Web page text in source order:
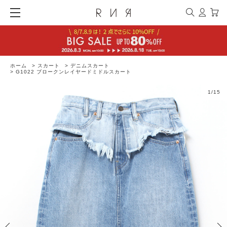
ホーム > スカート > デニムスカート
> G1022 ブロークンレイヤードミドルスカート
1 /15